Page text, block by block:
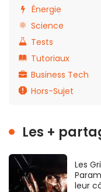
Énergie
Science
Tests
Tutoriaux
Business Tech
Hors-Sujet
Les +
Les
leur